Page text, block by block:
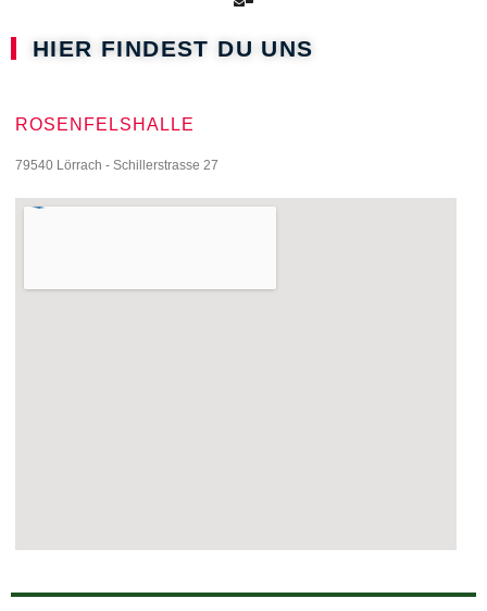
HIER FINDEST DU UNS
ROSENFELSHALLE
79540 Lörrach - Schillerstrasse 27